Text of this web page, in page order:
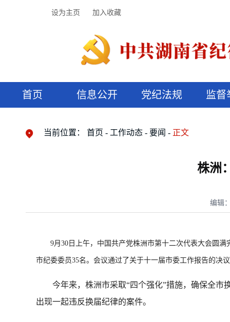
设为主页 加入收藏
首页 信息公开 党纪法规 监督
当前位置： 首页 工作动态 要闻 正文
株洲
编辑
9月30日上午，中国共产党株洲市第十二次代表大会圆满
市纪委委员35名。会议通过了关于十一届市委工作报告的决
今年来，株洲市采取“四个强化”措施，确保全市
出现一起违反换届纪律的案件。